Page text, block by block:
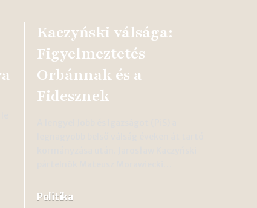
Kaczyński válsága:
Figyelmeztetés
Orbánnak és a
Fidesznek
Politika